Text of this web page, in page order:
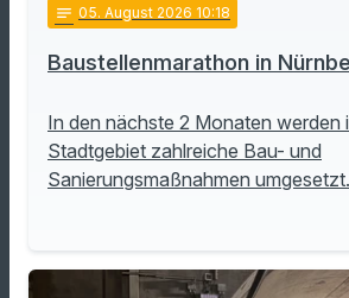
notes 05. August 2026 10:18
Baustellenmarathon in
In den nächste 2 Monaten werden
Stadtgebiet zahlreiche Bau- und
Sanierungsmaßnahmen umgesetzt.